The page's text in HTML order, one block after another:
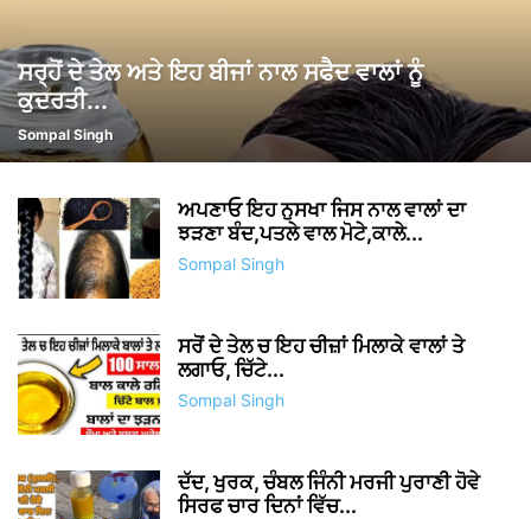
ਸਰ੍ਹੋਂ ਦੇ ਤੇਲ ਅਤੇ ਇਹ ਬੀਜਾਂ ਨਾਲ ਸਫੈਦ ਵਾਲਾਂ ਨੂੰ
ਕੁਦਰਤੀ...
Sompal Singh
ਅਪਣਾਓ ਇਹ ਨੁਸਖਾ ਜਿਸ ਨਾਲ ਵਾਲਾਂ ਦਾ
ਝੜਣਾ ਬੰਦ,ਪਤਲੇ ਵਾਲ ਮੋਟੇ,ਕਾਲੇ...
Sompal Singh
ਸਰੋਂ ਦੇ ਤੇਲ ਚ ਇਹ ਚੀਜ਼ਾਂ ਮਿਲਾਕੇ ਵਾਲਾਂ ਤੇ
ਲਗਾਓ, ਚਿੱਟੇ...
Sompal Singh
ਦੱਦ, ਖੁਰਕ, ਚੰਬਲ ਜਿੰਨੀ ਮਰਜੀ ਪੁਰਾਣੀ ਹੋਵੇ
ਸਿਰਫ ਚਾਰ ਦਿਨਾਂ ਵਿੱਚ...